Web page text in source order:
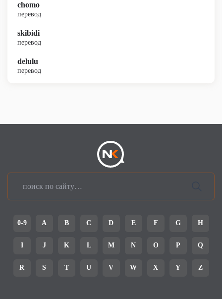
chomo
перевод
skibidi
перевод
delulu
перевод
0-9 A B C D E F G H
I J K L M N O P Q
R S T U V W X Y Z